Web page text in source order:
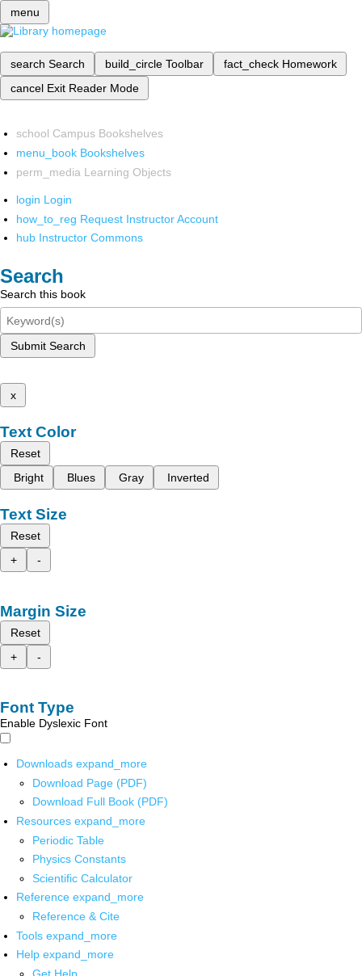
menu
search Search build_circle Toolbar fact_check Homework
cancel Exit Reader Mode
school Campus Bookshelves
menu_book Bookshelves
perm_media Learning Objects
login Login
how_to_reg Request Instructor Account
hub Instructor Commons
Search
Search this book
Submit Search
x
Text Color
Reset
Bright
Blues Gray Inverted
Text Size
Reset
+
-
Margin Size
Reset
+
-
Font Type
Enable Dyslexic Font
Downloads expand_more
Download Page (PDF)
Download Full Book (PDF)
Resources expand_more
Periodic Table
Physics Constants
Scientific Calculator
Reference expand_more
Reference & Cite
Tools expand_more
Help expand_more
Get Help